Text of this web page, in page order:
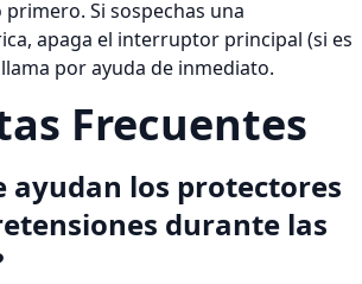
primero. Si sospechas una
apaga el interruptor principal (si es
por ayuda de inmediato.
Frecuentes
ayudan los protectores
durante las